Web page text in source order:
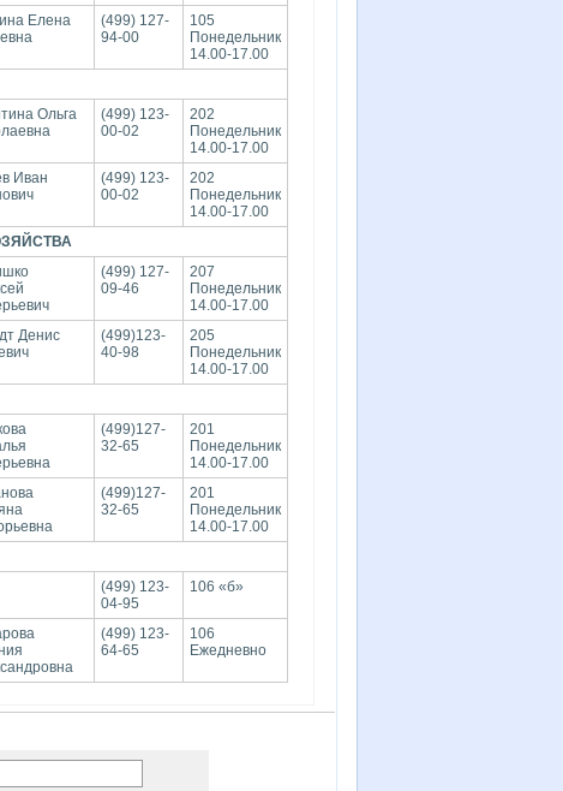
Елена
(499) 127-
94-00
105
Понедельник
14.00-17.00
Ольга
(499) 123-
00-02
202
Понедельник
14.00-17.00
Иван
(499) 123-
00-02
202
Понедельник
14.00-17.00
(499) 127-
09-46
207
Понедельник
14.00-17.00
Денис
(499)123-
40-98
205
Понедельник
14.00-17.00
(499)127-
32-65
201
Понедельник
14.00-17.00
(499)127-
32-65
201
Понедельник
14.00-17.00
(499) 123-
04-95
106 «б»
(499) 123-
64-65
106
Ежедневно